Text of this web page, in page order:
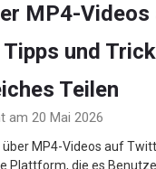
MP4-Videos
und
Teilen
am 20 Mai 2026
über MP4-Videos auf
Plattform, die es